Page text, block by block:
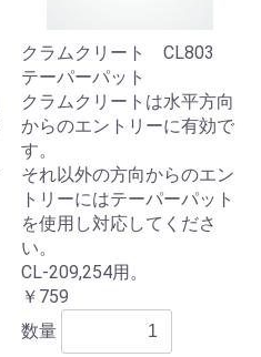
クラムクリート CL803
テーパーパット
クラムクリートは水平方向
からのエントリーに有効で
す。
それ以外の方向からのエン
トリーにはテーパーパット
を使用し対応してくださ
い。
CL-209,254用。
￥759
数量